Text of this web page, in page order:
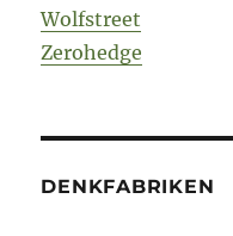
Wolfstreet
Zerohedge
DENKFABRIKEN